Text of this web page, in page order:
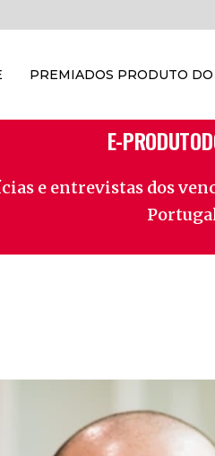
PREMIADOS PRODUTO
E-
e entrevistas dos